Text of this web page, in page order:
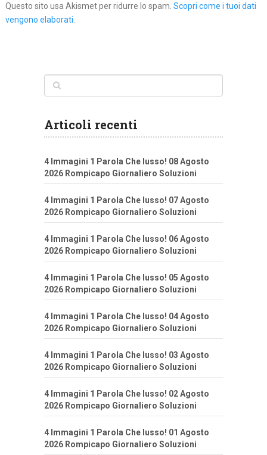
Questo sito usa Akismet per ridurre lo spam. Scopri come i tuoi dati
vengono elaborati.
Articoli recenti
4 Immagini 1 Parola Che lusso! 08 Agosto
2026 Rompicapo Giornaliero Soluzioni
4 Immagini 1 Parola Che lusso! 07 Agosto
2026 Rompicapo Giornaliero Soluzioni
4 Immagini 1 Parola Che lusso! 06 Agosto
2026 Rompicapo Giornaliero Soluzioni
4 Immagini 1 Parola Che lusso! 05 Agosto
2026 Rompicapo Giornaliero Soluzioni
4 Immagini 1 Parola Che lusso! 04 Agosto
2026 Rompicapo Giornaliero Soluzioni
4 Immagini 1 Parola Che lusso! 03 Agosto
2026 Rompicapo Giornaliero Soluzioni
4 Immagini 1 Parola Che lusso! 02 Agosto
2026 Rompicapo Giornaliero Soluzioni
4 Immagini 1 Parola Che lusso! 01 Agosto
2026 Rompicapo Giornaliero Soluzioni